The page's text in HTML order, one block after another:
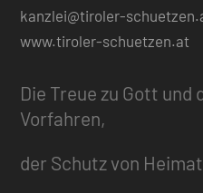
kanzlei@tiroler-
www.tiroler-schuetzen.at
Die Treue zu Gott und
Vorfahren,
der Schutz von